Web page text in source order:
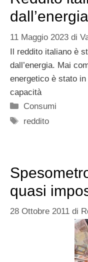
dall’energia
11 Maggio 2023 di
Il reddito italiano è
dall’energia. Mai
energetico è stato
capacità
Categorie
Consumi
Tag
reddito
quasi
28 Ottobre 2011 di